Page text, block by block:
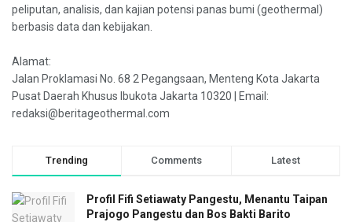
peliputan, analisis, dan kajian potensi panas bumi (geothermal)
berbasis data dan kebijakan.
Alamat:
Jalan Proklamasi No. 68 2 Pegangsaan, Menteng Kota Jakarta
Pusat Daerah Khusus Ibukota Jakarta 10320 | Email:
redaksi@beritageothermal.com
Trending Comments Latest
Profil Fifi Setiawaty Pangestu, Menantu Taipan
Prajogo Pangestu dan Bos Bakti Barito